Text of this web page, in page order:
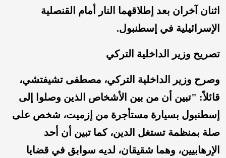
اثنان آخران بعد إطلاقهما النار أمام القنصلية
الإسرائيلية في إسطنبول.
تصريح وزير الداخلية التركي
وصرح وزير الداخلية التركي، مصطفى تشيفتشي،
قائلاً: "تبين أن من بين الأشخاص الذين وصلوا إلى
إسطنبول بسيارة مستأجرة من إزميت، شخص على
صلة بمنظمة تستغل الدين، كما تبين أن أحد
الإرهابيين، وهما شقيقان، لديه سوابق في قضايا